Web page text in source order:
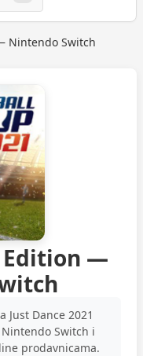
Nintendo Switch
Edition —
Just Dance 2021
Switch i
prodavnicama.